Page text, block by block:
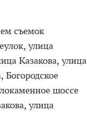
съемок
улица
Казакова, улица
Богородское
шоссе
улица